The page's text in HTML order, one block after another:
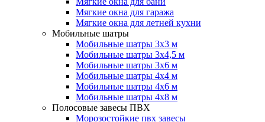
Мягкие окна для гаража
Мягкие окна для летней кухни
Мобильные шатры
Мобильные шатры 3х3 м
Мобильные шатры 3х4,5 м
Мобильные шатры 3х6 м
Мобильные шатры 4х4 м
Мобильные шатры 4х6 м
Мобильные шатры 4х8 м
Полосовые завесы ПВХ
Морозостойкие пвх завесы